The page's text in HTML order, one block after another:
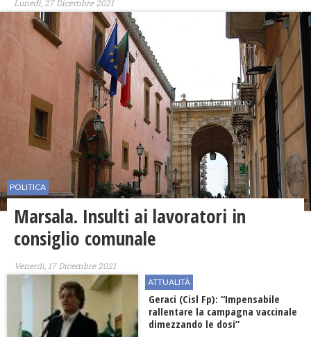
Lunedì, 27 Dicembre 2021
POLITICA
Marsala. Insulti ai lavoratori in
consiglio comunale
Venerdì, 17 Dicembre 2021
ATTUALITÀ
Geraci (Cisl Fp): “Impensabile
rallentare la campagna vaccinale
dimezzando le dosi”